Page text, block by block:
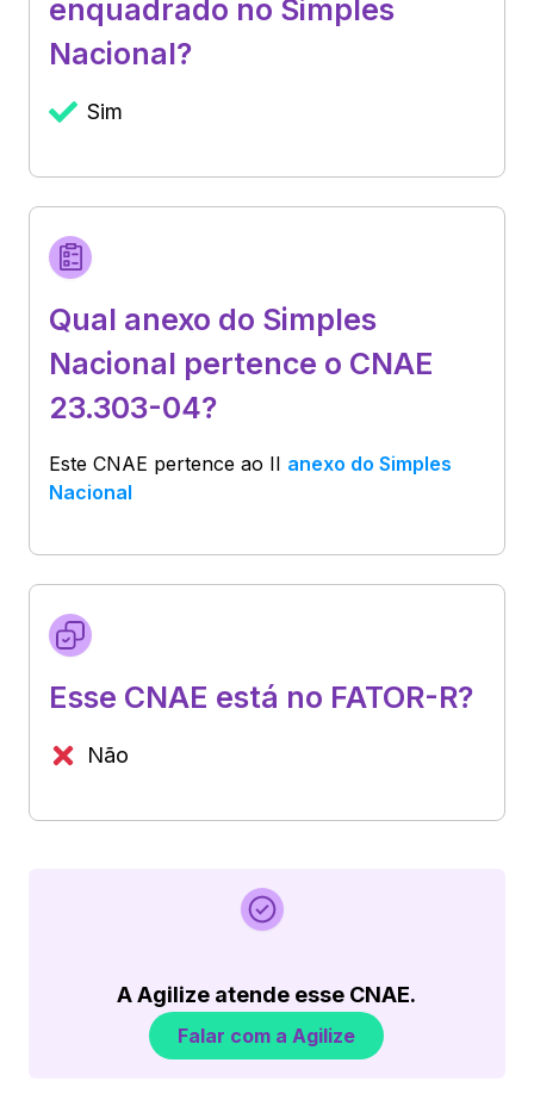
enquadrado no Simples
Nacional?
Sim
Qual anexo do Simples
Nacional pertence o CNAE
23.303-04?
Este CNAE pertence ao II anexo do Simples
Nacional
Esse CNAE está no FATOR-R?
Não
A Agilize atende esse CNAE.
Falar com a Agilize